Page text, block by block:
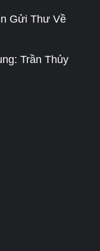
Gửi Thư Về
Trần Thủy